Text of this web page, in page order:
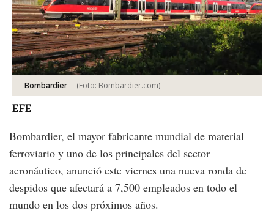
Bombardier - (Foto: Bombardier.com)
EFE
Bombardier, el mayor fabricante mundial de material
ferroviario y uno de los principales del sector
aeronáutico, anunció este viernes una nueva ronda de
despidos que afectará a 7,500 empleados en todo el
mundo en los dos próximos años.